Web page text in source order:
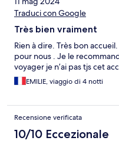
Traduci con Google
Très bien vraiment
Rien à dire. Très bon
pour nous . Je le
voyager je n’ai pas tjs cet
EMILIE, viaggio di 4 notti
Recensione verificata
10/10 Eccezionale